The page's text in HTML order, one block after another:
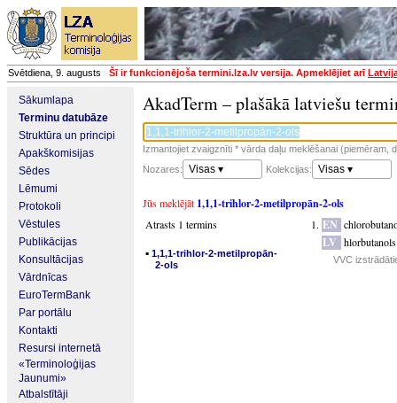
Svētdiena, 9. augusts Šī ir funkcionējoša termini.lza.lv versija. Apmeklējiet arī
Sākumlapa
Terminu datubāze
Struktūra un principi
Apakškomisijas
Sēdes
Lēmumi
Protokoli
Vēstules
Publikācijas
Konsultācijas
Vārdnīcas
EuroTermBank
Par portālu
Kontakti
Resursi internetā
«Terminoloģijas
Jaunumi»
Atbalstītāji
AkadTerm – plašākā latviešu
Izmantojiet zvaigznīti * vārda daļu meklēšanai (piemēram,
Nozares:
Visas ▾ Kolekcijas: Visas ▾
Jūs meklējāt 1,1,1-trihlor-2-metilpropān-2-ols
Atrasts 1 termins
▪ 1,1,1-trihlor-2-metilpropān-
2-ols
EN
LV hlorbutanols
VVC